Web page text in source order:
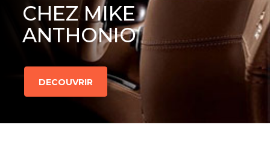
CHEZ MIKE
ANTHONIO
DECOUVRIR